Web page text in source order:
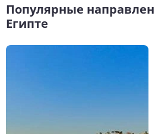
Популярные
Египте